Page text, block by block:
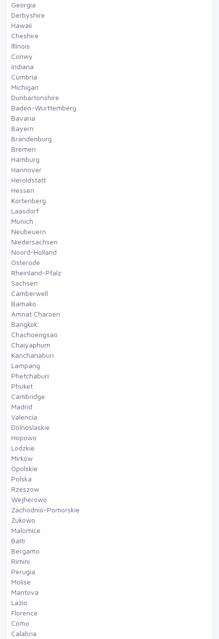
Georgia
Derbyshire
Hawaii
Cheshire
Illinois
Conwy
Indiana
Cumbria
Michigan
Dunbartonshire
Baden-Wurttemberg
Bavaria
Bayern
Brandenburg
Bremen
Hamburg
Hannover
Heroldstatt
Hessen
Kortenberg
Laasdorf
Munich
Neubeuern
Niedersachsen
Noord-Holland
Osterode
Rheinland-Pfalz
Sachsen
Camberwell
Bamako
Amnat Charoen
Bangkok
Chachoengsao
Chaiyaphum
Kanchanaburi
Lampang
Phetchaburi
Phuket
Cambridge
Madrid
Valencia
Dolnoslaskie
Hopowo
Lodzkie
Mirkow
Opolskie
Polska
Rzeszow
Wejherowo
Zachodnio-Pomorskie
Zukowo
Malomice
Balti
Bergamo
Rimini
Perugia
Molise
Mantova
Lazio
Florence
Como
Calabria